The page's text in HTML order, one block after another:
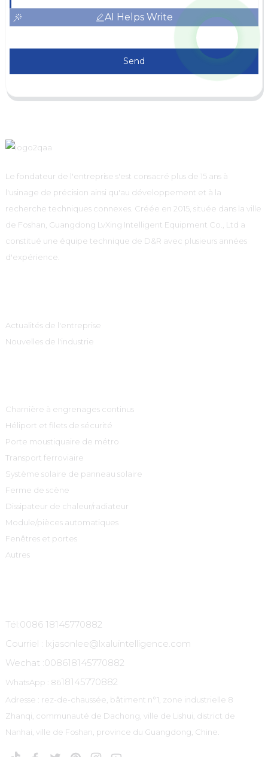
AI Helps Write
Send
Le fondateur de l'entreprise s'est consacré plus de 15 ans à
l'usinage de précision ainsi qu'au développement et à la
recherche techniques connexes. Créée en 2015, située dans la ville
de Foshan, Guangdong LvXing Intelligent Equipment Co., Ltd a
constitué une équipe technique de D&R avec plusieurs années
d'expérience.
Actualités de l'entreprise
Nouvelles de l'industrie
Charnière à engrenages continus
Héliport et filets de sécurité
Porte moustiquaire de métro
Transport ferroviaire
Système solaire de panneau solaire
Ferme de scène
Dissipateur de chaleur/radiateur
Module/pièces automatiques
Fenêtres et portes
Autres
Tél:0086 18145770882
Courriel : lxjasonlee@lxaluintelligence.com
Wechat :008618145770882
WhatsApp : 8618145770882
Adresse : rez-de-chaussée, bâtiment n°1, zone industrielle 8
Zhanqi, communauté de Dachong, ville de Lishui, district de
Nanhai, ville de Foshan, province du Guangdong, Chine.